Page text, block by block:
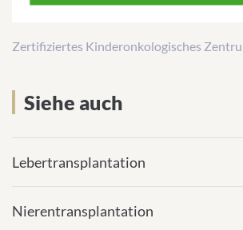
Zertifiziertes Kinderonkologisches
Siehe auch
Lebertransplantation
Nierentransplantation